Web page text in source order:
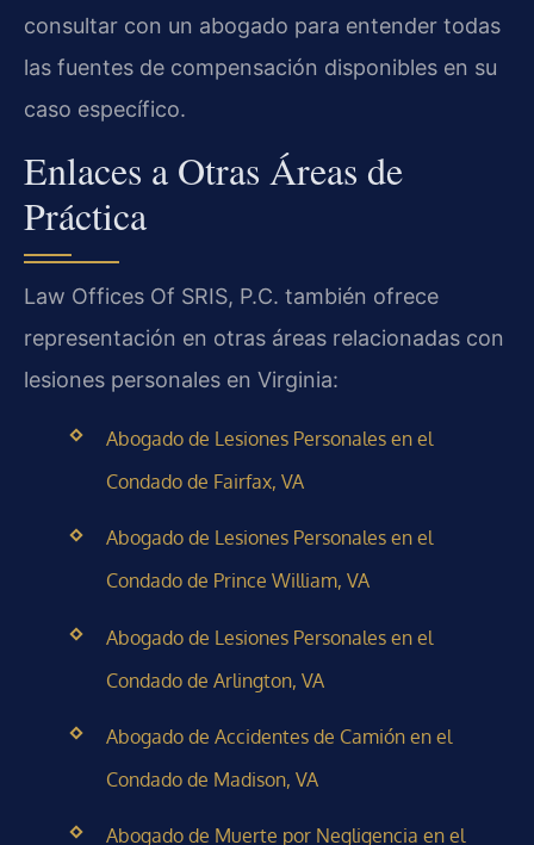
consultar con un abogado para entender todas
las fuentes de compensación disponibles en su
caso específico.
Enlaces a Otras Áreas de
Práctica
Law Offices Of SRIS, P.C. también ofrece
representación en otras áreas relacionadas con
lesiones personales en Virginia:
Abogado de Lesiones Personales en el
Condado de Fairfax, VA
Abogado de Lesiones Personales en el
Condado de Prince William, VA
Abogado de Lesiones Personales en el
Condado de Arlington, VA
Abogado de Accidentes de Camión en el
Condado de Madison, VA
Abogado de Muerte por Negligencia en el